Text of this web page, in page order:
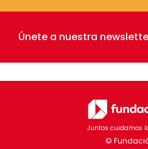
Únete a nuestra
Juntos cuidamos